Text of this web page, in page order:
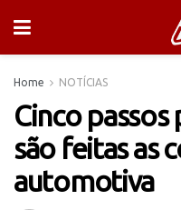
Home NOTÍCIAS
Cinco
são feitas as
automotiva